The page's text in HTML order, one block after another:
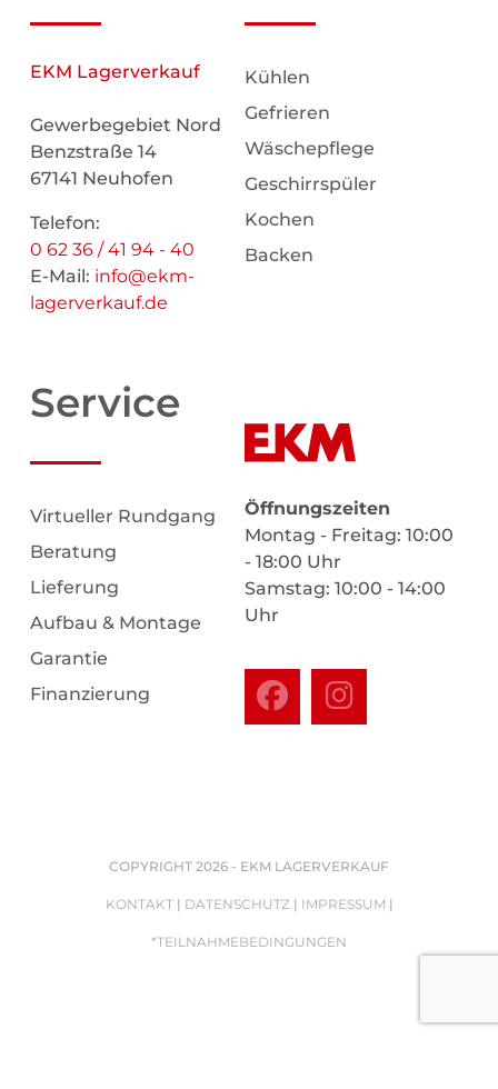
EKM Lagerverkauf
Gewerbegebiet Nord
Benzstraße 14
67141 Neuhofen
Telefon:
0 62 36 / 41 94 - 40
E-Mail: info@ekm-
lagerverkauf.de
Kühlen
Gefrieren
Wäschepflege
Geschirrspüler
Kochen
Backen
Service
Virtueller Rundgang
Beratung
Lieferung
Aufbau & Montage
Garantie
Finanzierung
Öffnungszeiten
Montag - Freitag: 10:00
- 18:00 Uhr
Samstag: 10:00 - 14:00
Uhr
COPYRIGHT 2026 - EKM LAGERVERKAUF
KONTAKT| DATENSCHUTZ| IMPRESSUM |
*TEILNAHMEBEDINGUNGEN